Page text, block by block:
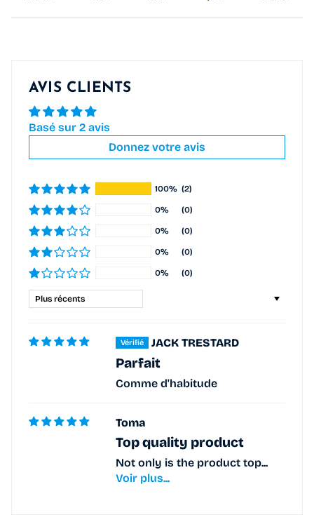
AVIS CLIENTS
Basé sur 2 avis
Donnez votre avis
100% (2)
0% (0)
0% (0)
0% (0)
0% (0)
Sort by
JACK TRESTARD
Parfait
Comme d'habitude
Toma
Top quality product
Not only is the product top...
Voir plus...
Inscrivez-vous à notre newsletter pour recevoir